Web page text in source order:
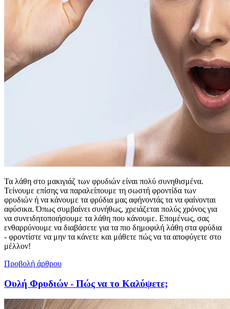
Τα λάθη στο μακιγιάζ των φρυδιών είναι πολύ συνηθισμένα.
Τείνουμε επίσης να παραλείπουμε τη σωστή φροντίδα των
φρυδιών ή να κάνουμε τα φρύδια μας αφήνοντάς τα να φαίνονται
αφύσικα. Όπως συμβαίνει συνήθως, χρειάζεται πολύς χρόνος για
να συνειδητοποιήσουμε τα λάθη που κάνουμε. Επομένως, σας
ενθαρρύνουμε να διαβάσετε για τα πιο δημοφιλή λάθη στα φρύδια
- φροντίστε να μην τα κάνετε και μάθετε πώς να τα αποφύγετε στο
μέλλον!
Προβολή άρθρου
Ουλή Φρυδιών - Πώς να το Καλύψετε;